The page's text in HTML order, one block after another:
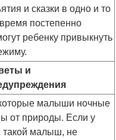
и сказки в одно и то
постепенно
ребенку привыкнуть
и
малыши ночные
от природы. Если у
такой малыш, не